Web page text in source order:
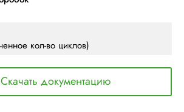
кол-во циклов)
Скачать документацию